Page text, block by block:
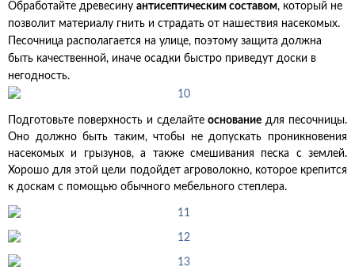
Обработайте древесину антисептическим составом, который не
позволит материалу гнить и страдать от нашествия насекомых.
Песочница располагается на улице, поэтому защита должна
быть качественной, иначе осадки быстро приведут доски в
негодность.
Подготовьте поверхность и сделайтеоснование для песочницы.
Оно должно быть таким, чтобы не допускать проникновения
насекомых и грызунов, а также смешивания песка с землей.
Хорошо для этой цели подойдет агроволокно, которое крепится
к доскам с помощью обычного мебельного степлера.